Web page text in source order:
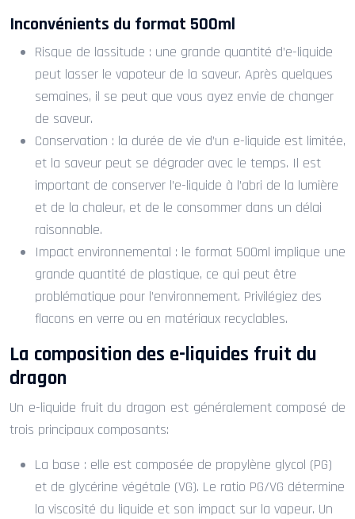
Inconvénients du format 500ml
Risque de lassitude : une grande quantité d’e-liquide
peut lasser le vapoteur de la saveur. Après quelques
semaines, il se peut que vous ayez envie de changer
de saveur.
Conservation : la durée de vie d’un e-liquide est limitée,
et la saveur peut se dégrader avec le temps. Il est
important de conserver l’e-liquide à l’abri de la lumière
et de la chaleur, et de le consommer dans un délai
raisonnable.
Impact environnemental : le format 500ml implique une
grande quantité de plastique, ce qui peut être
problématique pour l’environnement. Privilégiez des
flacons en verre ou en matériaux recyclables.
La composition des e-liquides fruit du
dragon
Un e-liquide fruit du dragon est généralement composé de
trois principaux composants:
La base : elle est composée de propylène glycol (PG)
et de glycérine végétale (VG). Le ratio PG/VG détermine
la viscosité du liquide et son impact sur la vapeur. Un